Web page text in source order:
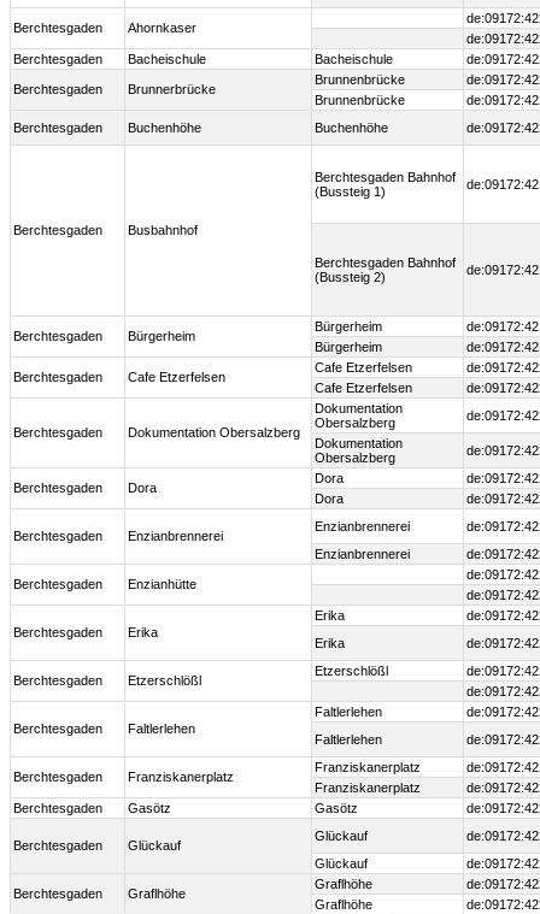
Berchtesgaden Ahornkaser
Berchtesgaden
Bacheischule Bacheischule
Berchtesgaden Brunnerbrücke
Brunnenbrücke
Brunnenbrücke
Berchtesgaden
Buchenhöhe Buchenhöhe
Berchtesgaden Busbahnhof
Berchtesgaden Bahnhof
(Bussteig 1)
Berchtesgaden Bahnhof
(Bussteig 2)
Berchtesgaden Bürgerheim
Bürgerheim
Bürgerheim
Berchtesgaden Cafe Etzerfelsen
Cafe Etzerfelsen
Cafe Etzerfelsen
Berchtesgaden Dokumentation Obersalzberg
Dokumentation
Obersalzberg
Dokumentation
Obersalzberg
Berchtesgaden Dora
Dora
Dora
Berchtesgaden Enzianbrennerei
Enzianbrennerei
Enzianbrennerei
Berchtesgaden Enzianhütte
Berchtesgaden Erika
Erika
Erika
Berchtesgaden Etzerschlößl
Etzerschlößl
Berchtesgaden Faltlerlehen
Faltlerlehen
Faltlerlehen
Berchtesgaden Franziskanerplatz
Franziskanerplatz
Franziskanerplatz
Berchtesgaden
Gasötz Gasötz
Berchtesgaden Glückauf
Glückauf
Glückauf
Berchtesgaden Graflhöhe
Graflhöhe
Graflhöhe